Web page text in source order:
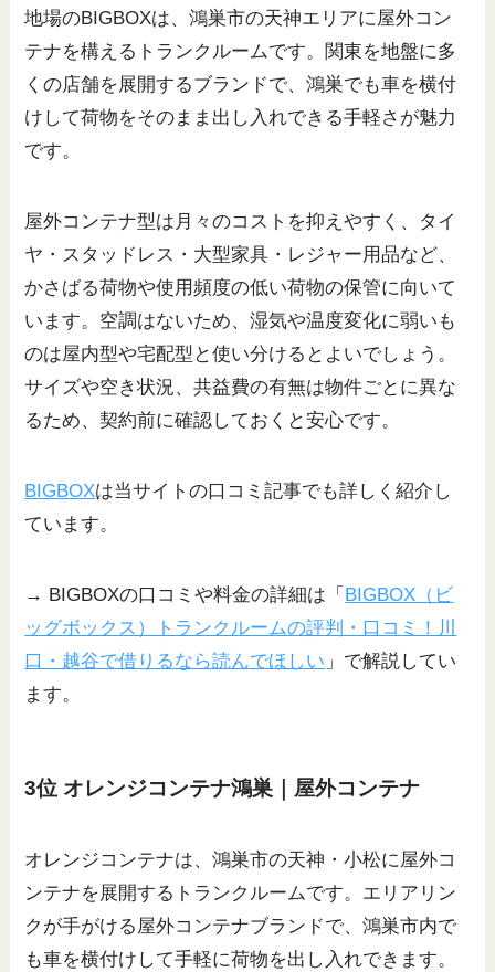
地場のBIGBOXは、鴻巣市の天神エリアに屋外コン
テナを構えるトランクルームです。関東を地盤に多
くの店舗を展開するブランドで、鴻巣でも車を横付
けして荷物をそのまま出し入れできる手軽さが魅力
です。
屋外コンテナ型は月々のコストを抑えやすく、タイ
ヤ・スタッドレス・大型家具・レジャー用品など、
かさばる荷物や使用頻度の低い荷物の保管に向いて
います。空調はないため、湿気や温度変化に弱いも
のは屋内型や宅配型と使い分けるとよいでしょう。
サイズや空き状況、共益費の有無は物件ごとに異な
るため、契約前に確認しておくと安心です。
BIGBOXは当サイトの口コミ記事でも詳しく紹介し
ています。
→ BIGBOXの口コミや料金の詳細は「 BIGBOX（ビ
ッグボックス）トランクルームの評判・口コミ！川
口・越谷で借りるなら読んでほしい 」で解説してい
ます。
3位 オレンジコンテナ鴻巣｜屋外コンテナ
オレンジコンテナは、鴻巣市の天神・小松に屋外コ
ンテナを展開するトランクルームです。エリアリン
クが手がける屋外コンテナブランドで、鴻巣市内で
も車を横付けして手軽に荷物を出し入れできます。